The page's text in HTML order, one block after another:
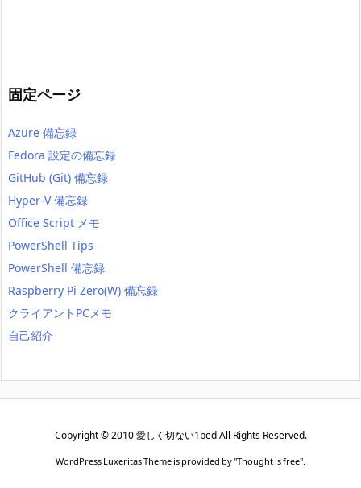
固定ページ
Azure 備忘録
Fedora 設定の備忘録
GitHub (Git) 備忘録
Hyper-V 備忘録
Office Script メモ
PowerShell Tips
PowerShell 備忘録
Raspberry Pi Zero(W) 備忘録
クライアントPCメモ
自己紹介
Copyright ©2010 愛しく切ない1bedAll Rights Reserved.
WordPress Luxeritas Theme is provided by "Thought is free".